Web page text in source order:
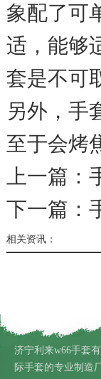
象配了可
适，能够
套是不可
另外，手
至于会烤
上一篇：
下一篇：
相关资讯：
济宁利来
际手套的专业制造